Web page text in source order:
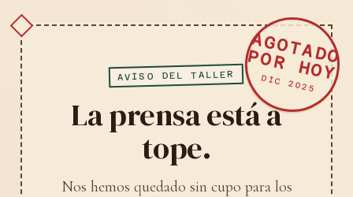
AGOTADO
POR HOY
DIC 2025
AVISO DEL TALLER
La prensa está a
tope.
Nos hemos quedado sin cupo para los